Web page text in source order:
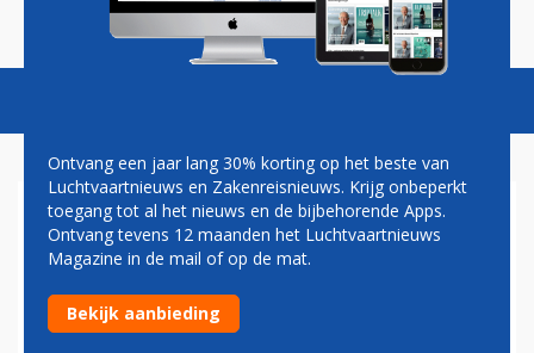
Magazine Podcasts Vacatures
HYPERMODERNE EUROPESE
SATELLIET GAAT DE RUIMTE
IN
Ontvang een jaar lang 30% korting op het beste van
Luchtvaartnieuws en Zakenreisnieuws. Krijg onbeperkt
toegang tot al het nieuws en de bijbehorende Apps.
Ontvang tevens 12 maanden het Luchtvaartnieuws
Magazine in de mail of op de mat.
Bekijk aanbieding